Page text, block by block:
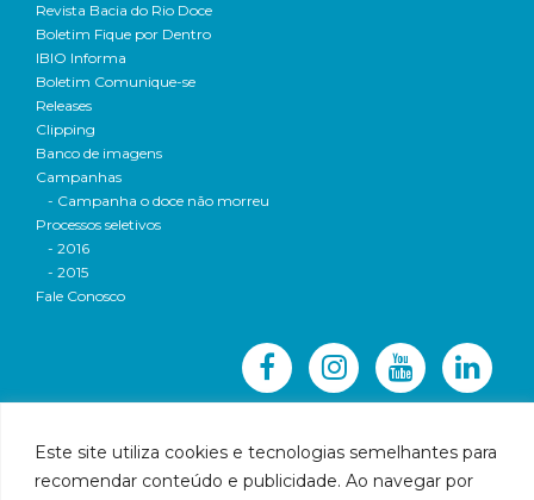
Este site utiliza cookies e tecnologias semelhantes para
recomendar conteúdo e publicidade. Ao navegar por
Revista Bacia do Rio Doce
Boletim Fique por Dentro
IBIO Informa
Boletim Comunique-se
Releases
Clipping
Banco de imagens
Campanhas
- Campanha o doce não morreu
Processos seletivos
- 2016
- 2015
Fale Conosco
© 2016 CBH-Doce - Todos os direitos reservados